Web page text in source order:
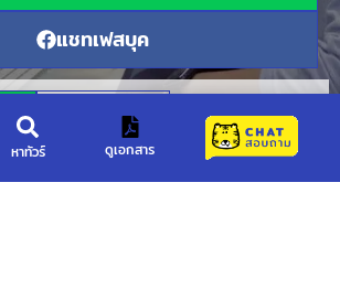
หาทัวร์ ดูเอกสาร
แชทเฟสบุค
โทรปกติ